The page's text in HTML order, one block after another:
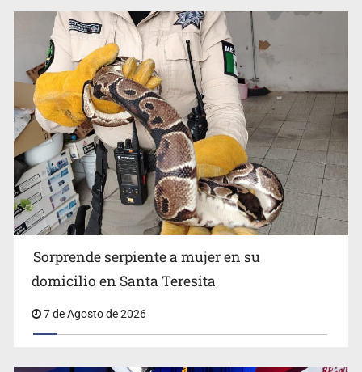
Detienen a tres miembros de red transnacional de
tráfico de personas
Sorprende serpiente a mujer en su
domicilio en Santa Teresita
7 de Agosto de 2026